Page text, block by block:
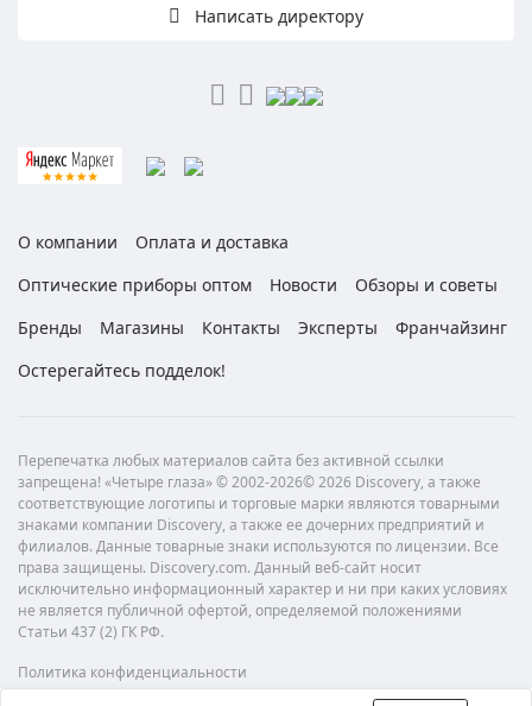
Написать директору
О компании
Оплата и доставка
Оптические приборы оптом
Новости
Обзоры и советы
Бренды
Магазины Контакты Эксперты
Франчайзинг
Остерегайтесь подделок!
Перепечатка любых материалов сайта без активной ссылки
запрещена! «Четыре глаза» © 2002-2026© 2026 Discovery, а также
соответствующие логотипы и торговые марки являются товарными
знаками компании Discovery, а также ее дочерних предприятий и
филиалов. Данные товарные знаки используются по лицензии. Все
права защищены. Discovery.com. Данный веб-сайт носит
исключительно информационный характер и ни при каких условиях
не является публичной офертой, определяемой положениями
Статьи 437 (2) ГК РФ.
Политика конфиденциальности